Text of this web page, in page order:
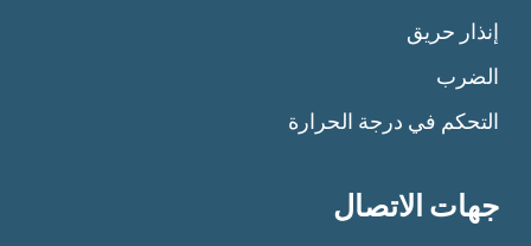
إنذار حريق
الضرب
التحكم في درجة الحرارة
جهات الاتصال